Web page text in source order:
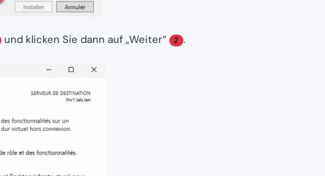
und klicken Sie dann auf „Weiter“ 2 .